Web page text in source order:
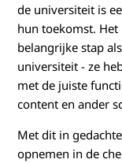
de universiteit is
hun toekomst. Het
belangrijke stap
universiteit - ze
met de juiste
content en ander
Met dit in
opnemen in de